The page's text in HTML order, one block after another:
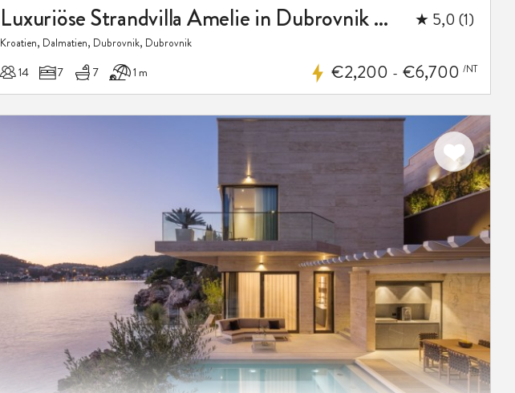
Luxuriöse Strandvilla Amelie in Dubrovnik mit Pool für 14 Personen ★ 5,0 (1)
Kroatien, Dalmatien, Dubrovnik, Dubrovnik
14 7 7 1 m €2,200 - €6,700 /NT